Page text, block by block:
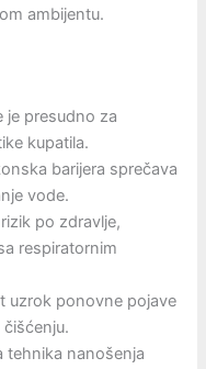
ambijentu.
je presudno za
kupatila.
barijera sprečava
vode.
po zdravlje,
respiratornim
uzrok ponovne pojave
tehnika nanošenja